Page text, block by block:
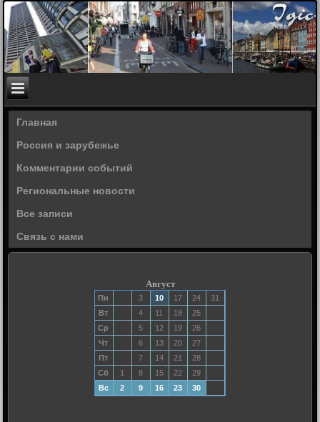
Главная
Россия и зарубежье
Комментарии событий
Региональные новости
Все записи
Связь с нами
Август
Пн 3 10 17 24
31
Вт
4 11 18
25
Ср
5 12 19
26
Чт
6 13 20
27
Пт
7 14 21
28
Сб
1 8 15 22
29
Вс
2 9 16 23 30